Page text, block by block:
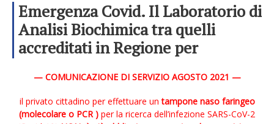
Emergenza Covid. Il Laboratorio di
Analisi Biochimica tra quelli
accreditati in Regione per
— COMUNICAZIONE DI SERVIZIO AGOSTO 2021 —
il privato cittadino per effettuare untampone naso faringeo
(molecolare o PCR ) per la ricerca dell’infezione SARS-CoV-2